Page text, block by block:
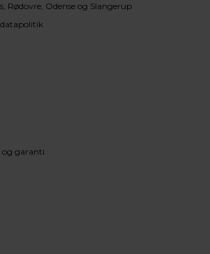
Rødovre, Odense og Slangerup
og garanti